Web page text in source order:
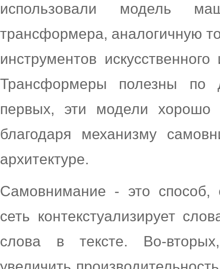
использовали модель
трансформера, аналогичную
инструментов
Трансформеры полезны по
первых, эти модели хорошо
благодаря механизму
архитектуре.
Самовнимание - это способ,
сеть контекстуализирует
слова в тексте. Во-